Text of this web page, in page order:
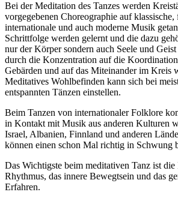
Bei der Meditation des Tanzes werden
vorgegebenen Choreographie auf
internationale und auch moderne Musik
Schrittfolge werden gelernt und die dazu
nur der Körper sondern auch Seele und
durch die Konzentration auf die
Gebärden und auf das Miteinander im Kreis
Meditatives Wohlbefinden kann sich bei
entspannten Tänzen einstellen.
Beim Tanzen von internationaler Folklore
in Kontakt mit Musik aus anderen Kulturen
Israel, Albanien, Finnland und anderen
können einen schon Mal richtig in Schwung
Das Wichtigste beim meditativen Tanz ist die
Rhythmus, das innere Bewegtsein und das
Erfahren.